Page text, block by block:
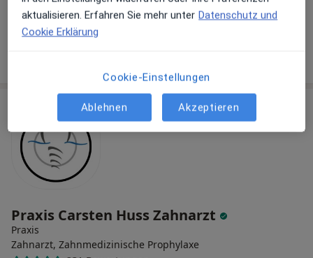
Zahnzentrum Leipzig MVZ
Praxis Carsten Huss Zahnarzt
Praxis
Zahnarzt, Zahnmedizinische Prophylaxe
aktualisieren. Erfahren Sie mehr unter Datenschutz und
Cookie Erklärung
Cookie-Einstellungen
Ablehnen Akzeptieren